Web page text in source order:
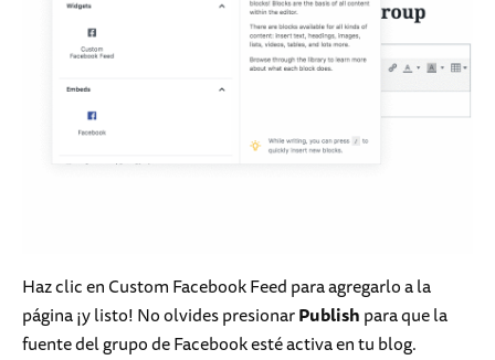
Haz clic en Custom Facebook Feed para agregarlo a la
página ¡y listo! No olvides presionarPublishpara que la
fuente del grupo de Facebook esté activa en tu blog.